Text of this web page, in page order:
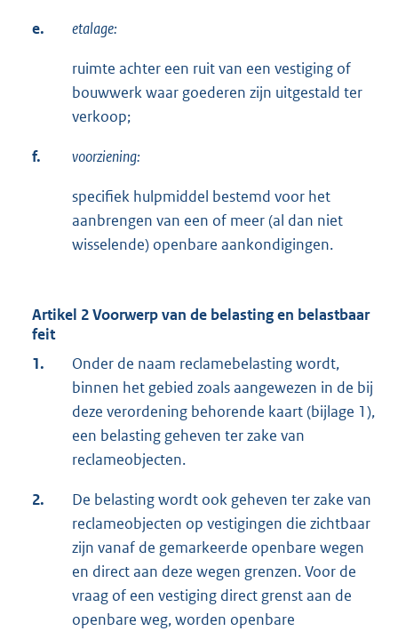
e. etalage:
ruimte achter een ruit van een vestiging of
bouwwerk waar goederen zijn uitgestald ter
verkoop;
f. voorziening:
specifiek hulpmiddel bestemd voor het
aanbrengen van een of meer (al dan niet
wisselende) openbare aankondigingen.
Artikel 2 Voorwerp van de belasting en belastbaar
feit
1.
Onder de naam reclamebelasting wordt,
binnen het gebied zoals aangewezen in de bij
deze verordening behorende kaart (bijlage 1),
een belasting geheven ter zake van
reclameobjecten.
2.
De belasting wordt ook geheven ter zake van
reclameobjecten op vestigingen die zichtbaar
zijn vanaf de gemarkeerde openbare wegen
en direct aan deze wegen grenzen. Voor de
vraag of een vestiging direct grenst aan de
openbare weg, worden openbare